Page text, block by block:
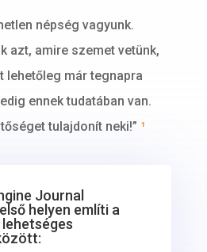
népség vagyunk.
azt, amire szemet vetünk,
lehetőleg már tegnapra
ennek tudatában van.
tulajdonít neki!” ¹
Journal
helyen említi a